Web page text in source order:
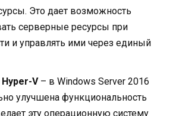
Это дает возможность
серверные ресурсы при
и управлять ими через единый
V– в Windows Server 2016
улучшена функциональность
эту операционную систему